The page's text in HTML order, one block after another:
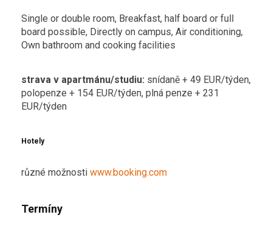
Single or double room, Breakfast, half board or full
board possible, Directly on campus, Air conditioning,
Own bathroom and cooking facilities
strava v apartmánu/studiu: snídaně + 49 EUR/týden,
polopenze + 154 EUR/týden, plná penze + 231
EUR/týden
Hotely
různé možnosti www.booking.com
Termíny